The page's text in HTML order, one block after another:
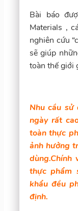
Bài báo
Materials ,
nghiên cứu
sẽ giúp
toàn thế giới
Nhu cầu sử
ngày rất
toàn thực
ảnh hưởng
dùng.Chính
thực phẩm
khẩu đều
định.